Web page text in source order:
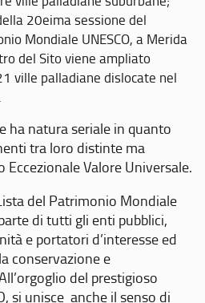
20eima sessione del
Mondiale UNESCO, a Merida
del Sito viene ampliato
ville palladiane dislocate nel
ha natura seriale in quanto
tra loro distinte ma
Valore Universale.
del Patrimonio Mondiale
di tutti gli enti pubblici,
e portatori d’interesse ed
conservazione e
del prestigioso
si unisce anche il senso di